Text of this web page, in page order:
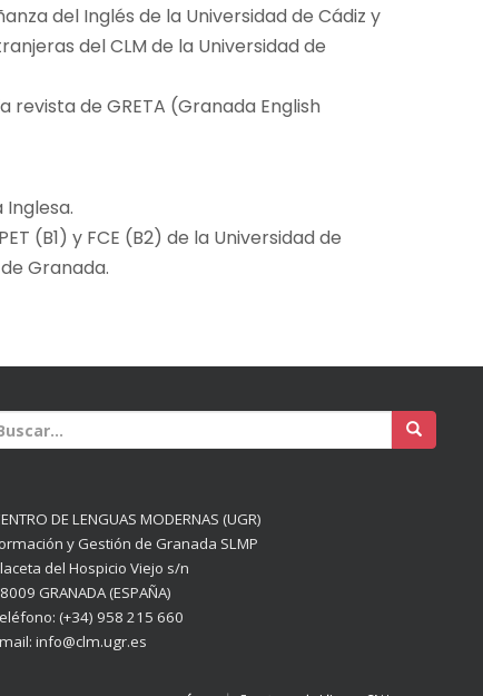
del Inglés de la Universidad de Cádiz y
del CLM de la Universidad de
de GRETA (Granada English
(B1) y FCE (B2) de la Universidad de
Granada.
DE LENGUAS MODERNAS (UGR)
y Gestión de Granada SLMP
del Hospicio Viejo s/n
GRANADA (ESPAÑA)
(+34) 958 215 660
info@clm.ugr.es